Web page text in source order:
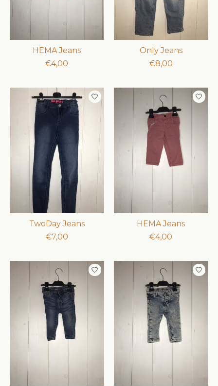
HEMA Jeans
€4,00
Only Jeans
€8,00
TwoDay Jeans
€7,00
HEMA Jeans
€4,00